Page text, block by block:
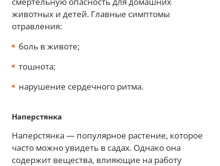
животных и детей. Главные симптомы
отравления:
боль в животе;
тошнота;
нарушение сердечного ритма.
Наперстянка
Наперстянка — популярное растение, которое
часто можно увидеть в садах. Однако она
содержит вещества, влияющие на работу